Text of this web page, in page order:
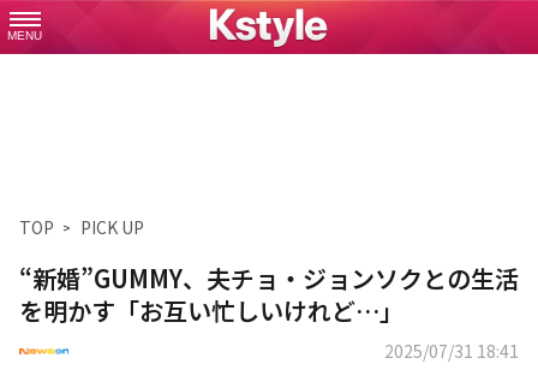
MENU
TOP PICK UP
“新婚”GUMMY、夫チョ・ジョンソクとの生活
を明かす「お互い忙しいけれど…」
2025/07/31 18:41